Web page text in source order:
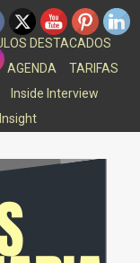
DESTACADOS
AGENDA
TARIFAS
Inside Interview